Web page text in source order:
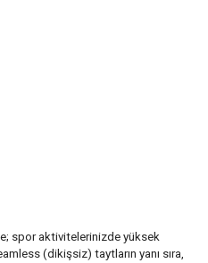
spor aktivitelerinizde yüksek
(dikişsiz) taytların yanı sıra,